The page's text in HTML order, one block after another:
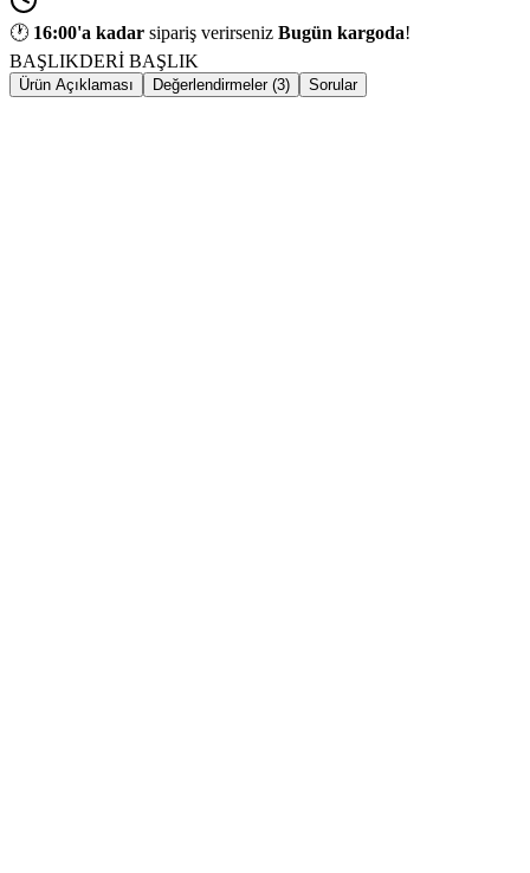
🕐 16:00'a kadar sipariş verirseniz Bugün kargoda!
BAŞLIKDERİ BAŞLIK
Ürün Açıklaması Değerlendirmeler (3) Sorular